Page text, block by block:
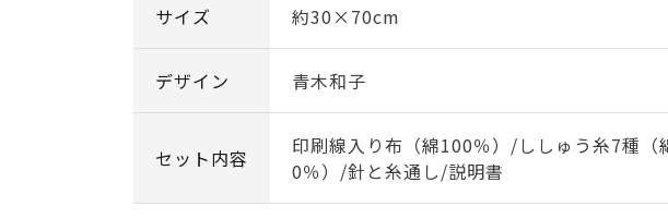
サイズ 約30×70cm
デザイン 青木和子
セット内容
印刷線入り布（綿100％）/ししゅう糸7種（
0％）/針と糸通し/説明書